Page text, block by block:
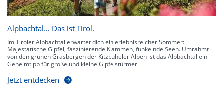
Alpbachtal… Das ist Tirol.
Im Tiroler Alpbachtal erwartet dich ein erlebnisreicher Sommer:
Majestätische Gipfel, faszinierende Klammen, funkelnde Seen. Umrahmt
von den grünen Grasbergen der Kitzbüheler Alpen ist das Alpbachtal ein
Geheimtipp für große und kleine Gipfelstürmer.
Jetzt entdecken